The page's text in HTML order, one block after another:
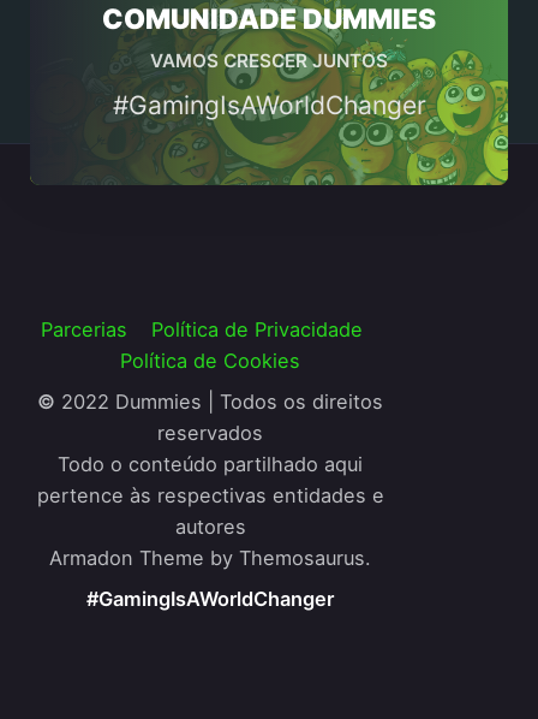
COMUNIDADE DUMMIES
VAMOS CRESCER JUNTOS
#GamingIsAWorldChanger
Parcerias
Política de Privacidade
Política de Cookies
© 2022 Dummies | Todos os direitos
reservados
Todo o conteúdo partilhado aqui
pertence às respectivas entidades e
autores
Armadon Theme by Themosaurus.
#GamingIsAWorldChanger